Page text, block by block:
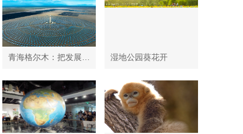
湿地公园葵花开